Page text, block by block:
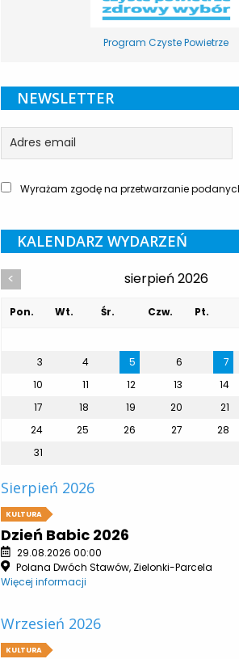
Program Czyste Powietrze
NEWSLETTER
Wyrażam zgodę na przetwarzanie
KALENDARZ WYDARZEŃ
< sierpień 2026
Pon. Wt. Śr. Czw. Pt.
3
4 5 6 7
10
11 12 13 14
17
18 19 20 21
24
25 26 27 28
31
Sierpień 2026
KULTURA
Dzień Babic 2026
29.08.2026 00:00
Polana Dwóch Stawów, Zielonki-Parcela
Więcej informacji
Wrzesień 2026
KULTURA